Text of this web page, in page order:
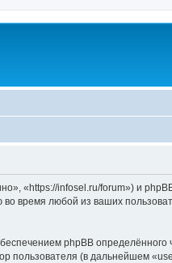
«https://infosel.ru/forum») и
время любой из ваших
phpBB определённого
пользователя (в дальнейшем